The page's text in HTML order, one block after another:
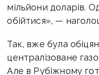
мільйони доларів.
обійтися», —
Так, вже була
централізоване
Але в Рубіжному